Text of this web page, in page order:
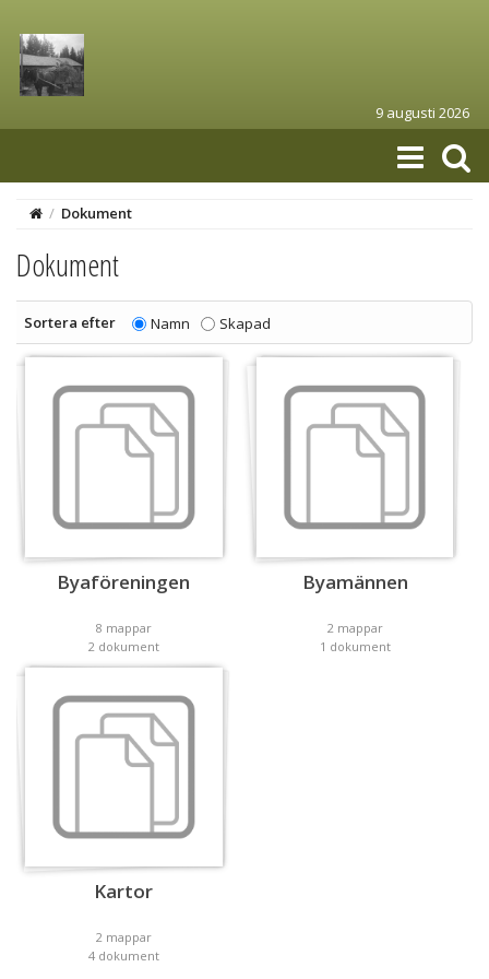
9 augusti 2026
/ Dokument
Dokument
Sortera efter Namn Skapad
Byaföreningen
8 mappar
2 dokument
Byamännen
2 mappar
1 dokument
Kartor
2 mappar
4 dokument